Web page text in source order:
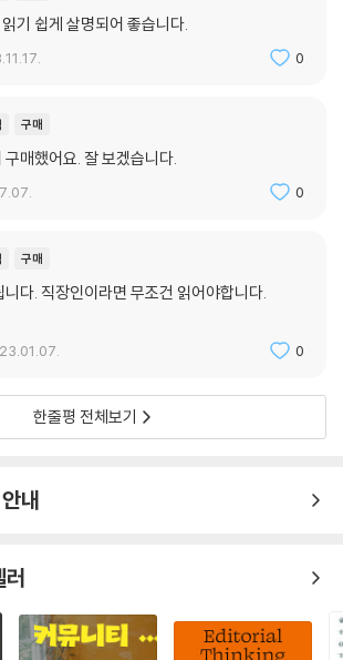
기 쉽게 살명되어 좋습니다.
0
구매
매했어요. 잘 보겠습니다.
0
구매
다. 직장인이라면 무조건 읽어야합니다.
0
한줄평 전체보기
내
러